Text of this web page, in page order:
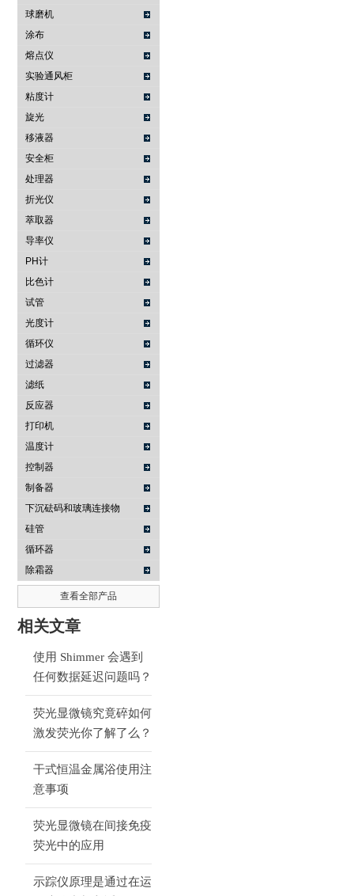
球磨机
涂布
熔点仪
实验通风柜
粘度计
旋光
移液器
安全柜
处理器
折光仪
萃取器
导率仪
PH计
比色计
试管
光度计
循环仪
过滤器
滤纸
反应器
打印机
温度计
控制器
制备器
下沉砝码和玻璃连接物
硅管
循环器
除霜器
查看全部产品
相关文章
使用 Shimmer 会遇到
任何数据延迟问题吗？
荧光显微镜究竟碎如何
激发荧光你了解了么？
干式恒温金属浴使用注
意事项
荧光显微镜在间接免疫
荧光中的应用
示踪仪原理是通过在运